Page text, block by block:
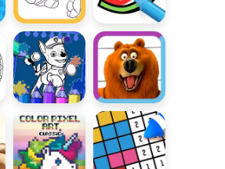
zabawy
Sztuka
chlapania:
Wiosna
Tap to Color
Kolorowanka
Psi Patrol
Twórcza
zabawa z
Grizzy